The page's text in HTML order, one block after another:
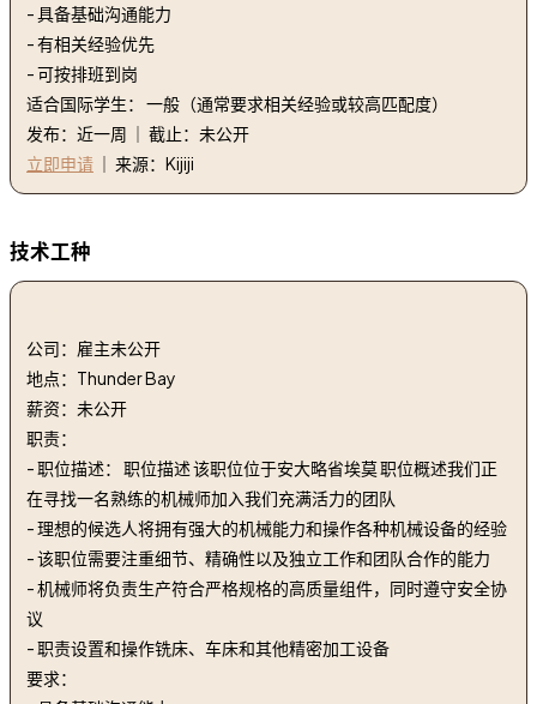
- 具备基础沟通能力
- 有相关经验优先
- 可按排班到岗
适合国际学生： 一般（通常要求相关经验或较高匹配度）
发布：近一周 ｜ 截止：未公开
立即申请 ｜ 来源：Kijiji
技术工种
公司：雇主未公开
地点：Thunder Bay
薪资：未公开
职责：
- 职位描述： 职位描述 该职位位于安大略省埃莫 职位概述我们正
在寻找一名熟练的机械师加入我们充满活力的团队
- 理想的候选人将拥有强大的机械能力和操作各种机械设备的经验
- 该职位需要注重细节、精确性以及独立工作和团队合作的能力
- 机械师将负责生产符合严格规格的高质量组件，同时遵守安全协
议
- 职责设置和操作铣床、车床和其他精密加工设备
要求：